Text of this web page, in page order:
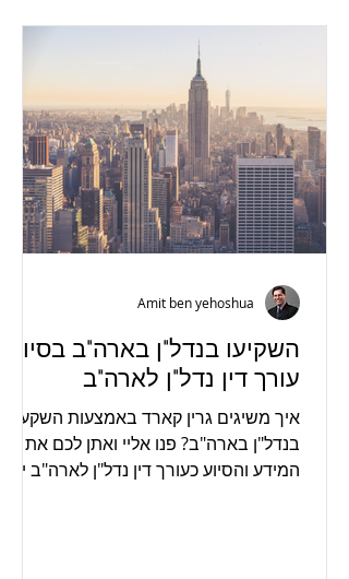
השקיעו בנדל"ן בארה"ב בסיוע
עורך דין נדל"ן לארה"ב
איך משיגים גרין קארד באמצעות השקעה
בנדל"ן בארה"ב? פנו אליי ואתן לכם את כל
המידע והסיוע כעורך דין נדל"ן לארה"ב יש
Amit ben yehoshua